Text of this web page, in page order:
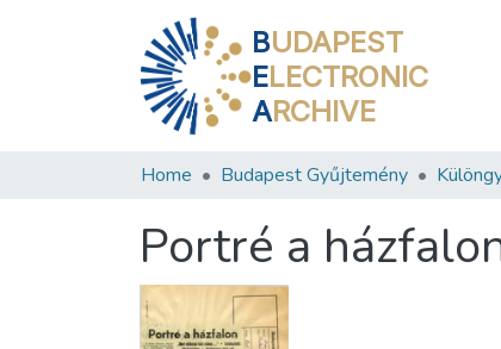
BUDAPEST
ELECTRONIC
ARCHIVE
Home Budapest Gyűjtemény
Portré a